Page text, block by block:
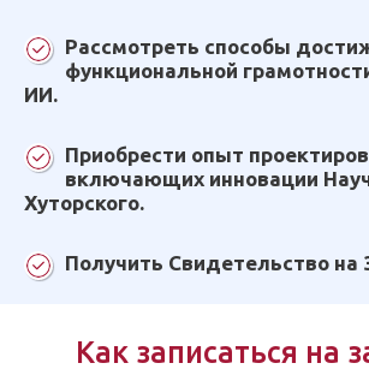
Рассмотреть способы
функциональной
ИИ.
Приобрести опыт
включающих инновации
Хуторского.
Получить Свидетельство на
Как записаться на